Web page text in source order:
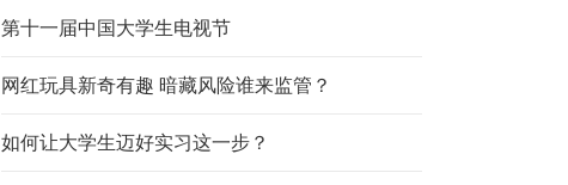
第十一届中国大学生电视节
网红玩具新奇有趣 暗藏风险谁来监管？
如何让大学生迈好实习这一步？